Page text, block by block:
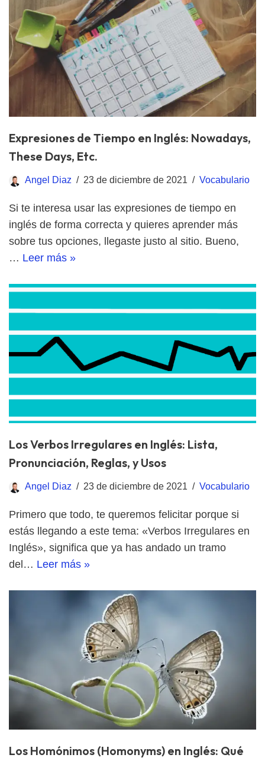
Expresiones de Tiempo en Inglés: Nowadays,
These Days, Etc.
Angel Diaz 23 de diciembre de 2021 Vocabulario
Si te interesa usar las expresiones de tiempo en
inglés de forma correcta y quieres aprender más
sobre tus opciones, llegaste justo al sitio. Bueno,
… Leer más »
Los Verbos Irregulares en Inglés: Lista,
Pronunciación, Reglas, y Usos
Angel Diaz 23 de diciembre de 2021 Vocabulario
Primero que todo, te queremos felicitar porque si
estás llegando a este tema: «Verbos Irregulares en
Inglés», significa que ya has andado un tramo
del… Leer más »
Los Homónimos (Homonyms) en Inglés: Qué